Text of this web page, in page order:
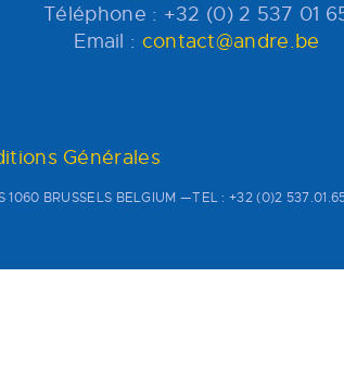
Téléphone : +32 (0) 2 537 01
Email : contact@andre.be
Générales
BRUSSELS BELGIUM —TEL : +32 (0)2